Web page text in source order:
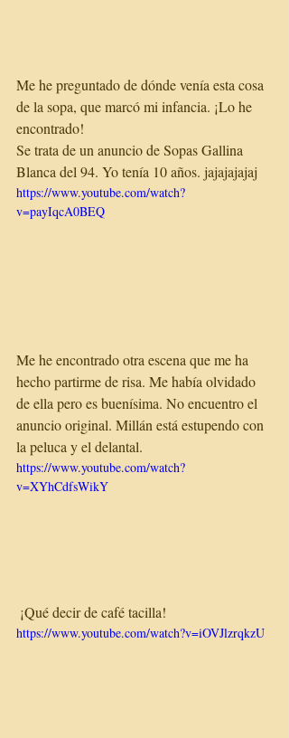
Me he preguntado de dónde venía esta cosa
de la sopa, que marcó mi infancia. ¡Lo he
encontrado!
Se trata de un anuncio de Sopas Gallina
Blanca del 94. Yo tenía 10 años. jajajajajaj
https://www.youtube.com/watch?
v=payIqcA0BEQ
Me he encontrado otra escena que me ha
hecho partirme de risa. Me había olvidado
de ella pero es buenísima. No encuentro el
anuncio original. Millán está estupendo con
la peluca y el delantal.
https://www.youtube.com/watch?
v=XYhCdfsWikY
¡Qué decir de café tacilla!
https://www.youtube.com/watch?v=iOVJlzrqkzU